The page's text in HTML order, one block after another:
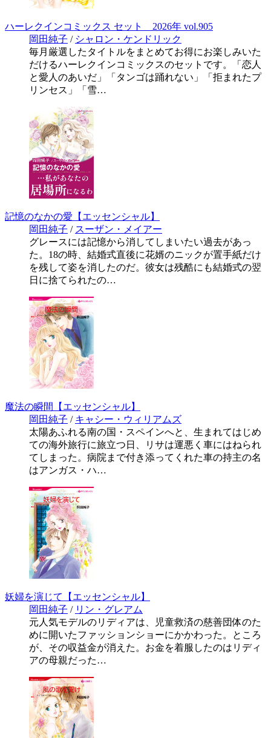
ハーレクインコミックス セット 2026年 vol.905
岡田純子 / シャロン・ケンドリック
毎月厳選したタイトルをまとめてお得にお楽しみいた
だけるハーレクインコミックスのセットです。「恋人
と愛人のあいだ」「タンゴは踊れない」「拒まれたプ
リンセス」「雪…
記憶のなかの愛【エッセンシャル】
岡田純子 / スーザン・メイアー
グレースには記憶から消してしまいたい過去があっ
た。18の時、結婚式直後に花婿のニックが置手紙だけ
を残して姿を消したのだ。彼女は残酷にも結婚式の翌
日に捨てられたの…
魔法の瞬間【エッセンシャル】
岡田純子 / キャシー・ウィリアムズ
太陽あふれる南の国・スペインへと、生まれてはじめ
ての海外旅行に旅立つ日、リサは運悪く車にはねられ
てしまった。病院まで付き添ってくれた車の持主の名
はアンガス・ハ…
妖婦を演じて【エッセンシャル】
岡田純子 / リン・グレアム
元人気モデルのリディアは、児童救済の慈善団体のた
めに開いたファッションショーにかかわった。ところ
が、その収益金が消えた。お金を着服したのはリディ
アの母親だった…